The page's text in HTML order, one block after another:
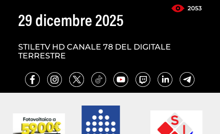
2053
29 dicembre 2025
STILETV HD CANALE 78 DEL DIGITALE
TERRESTRE